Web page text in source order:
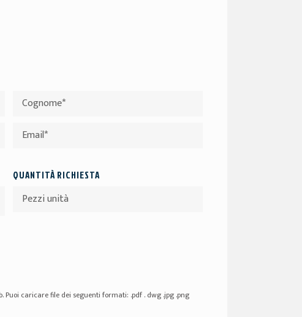
QUANTITÀ RICHIESTA
caricare file dei seguenti formati: .pdf . dwg .jpg .png